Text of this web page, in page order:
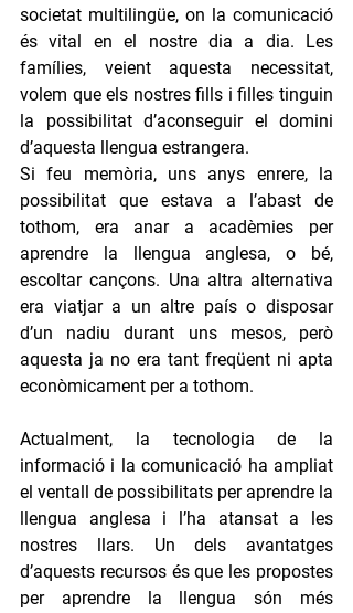
societat multilingüe, on la comunicació
és vital en el nostre dia a dia. Les
famílies, veient aquesta necessitat,
volem que els nostres fills i filles tinguin
la possibilitat d’aconseguir el domini
d’aquesta llengua estrangera.
Si feu memòria, uns anys enrere, la
possibilitat que estava a l’abast de
tothom, era anar a acadèmies per
aprendre la llengua anglesa, o bé,
escoltar cançons. Una altra alternativa
era viatjar a un altre país o disposar
d’un nadiu durant uns mesos, però
aquesta ja no era tant freqüent ni apta
econòmicament per a tothom.
Actualment, la tecnologia de la
informació i la comunicació ha ampliat
el ventall de possibilitats per aprendre la
llengua anglesa i l’ha atansat a les
nostres llars. Un dels avantatges
d’aquests recursos és que les propostes
per aprendre la llengua són més